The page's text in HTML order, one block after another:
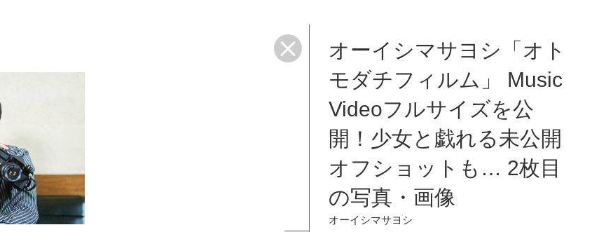
オーイシマサヨシ「オト
モダチフィルム」 Music
Videoフルサイズを公
開！少女と戯れる未公開
オフショットも… 2枚目
の写真・画像
オーイシマサヨシ